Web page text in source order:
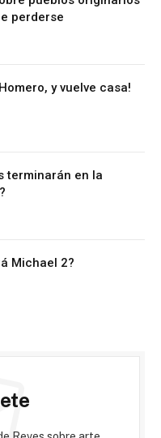
perderse
y vuelve casa!
terminarán en la
Michael 2?